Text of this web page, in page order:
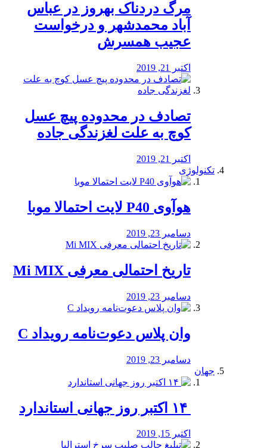
مرگ دردناک بهروز در عباس
آباد محمدشهر و درخواست
عجیب همسرش
اکتبر 21, 2019
تصادف در محدوده پیچ عسل
کوچ به علت لغزندگی جاده
اکتبر 21, 2019
تکنولوژی
هوآوی P40 لایت احتمالا موبا
دسامبر 23, 2019
تاریخ احتمالی معرفی Mi MIX
دسامبر 23, 2019
وان پلاس دعوت‌نامه رویداد C
دسامبر 23, 2019
جهان
اکتبر 15, 2019